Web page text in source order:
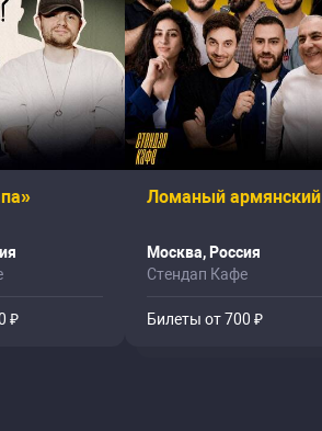
₽
Ломаный армянский
Москва, Россия
Стендап Кафе
Билеты от 700 ₽